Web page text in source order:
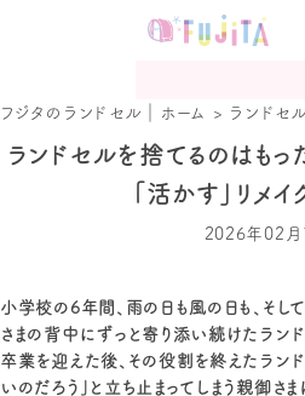
フジタのランドセル｜ホーム
> ランドセ
ランドセルを捨てるのはもっ
「活かす」リメ
2026年02月
小学校の6年間、雨の日も風の日も、そし
さまの背中にずっと寄り添い続けたランド
卒業を迎えた後、その役割を終えたラン
いのだろう」と立ち止まってしまう親御さま